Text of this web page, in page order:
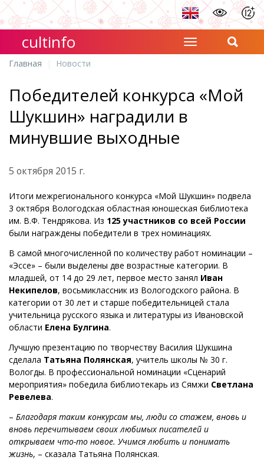
cultinfo
Главная Новости
Победителей конкурса «Мой
Шукшин» наградили в
минувшие выходные
5 октября 2015 г.
Итоги межрегионального конкурса «Мой Шукшин» подвела
3 октября Вологодская областная юношеская библиотека
им. В.Ф. Тендрякова. Из 125 участников со всей России
были награждены победители в трех номинациях.
В самой многочисленной по количеству работ номинации –
«Эссе» – были выделены две возрастные категории. В
младшей, от 14 до 29 лет, первое место занял Иван
Некипелов, восьмиклассник из Вологодского района. В
категории от 30 лет и старше победительницей стала
учительница русского языка и литературы из Ивановской
области Елена Булгина.
Лучшую презентацию по творчеству Василия Шукшина
сделала Татьяна Полянская, учитель школы № 30 г.
Вологды. В профессиональной номинации «Сценарий
мероприятия» победила библиотекарь из Сямжи Светлана
Ревелева.
– Благодаря таким конкурсам мы, люди со стажем, вновь и
вновь перечитываем своих любимых писателей и
открываем что-то новое. Учимся любить и понимать
жизнь, – сказала Татьяна Полянская.